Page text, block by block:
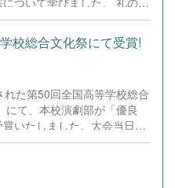
若者キャリア試就制度「早
会政策」―辞める前に試せ
彰外となりましたが、若者
合った鋭い視点と提案が高
部門 『共同養育による子
」』 &rArr; 独自の切り口と緻
に「審査員特別賞」を受賞
審査員や観客を前に、物
らしっかりとJALスカイ札
いただきました。 9月のイ
です。 &nbsp;
校総合文化祭にて受賞!
た第50回全国高等学校総合
て、本校演劇部が「優良
いたしました。大会当日
積み重ねてきた練習の成果
立ちました。緊張感のある
が役割を果たし、心を込め